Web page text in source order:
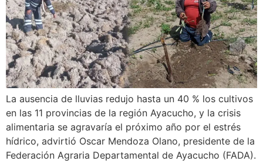
La ausencia de lluvias redujo hasta un 40 % los cultivos
en las 11 provincias de la región Ayacucho, y la crisis
alimentaria se agravaría el próximo año por el estrés
hídrico, advirtió Oscar Mendoza Olano, presidente de la
Federación Agraria Departamental de Ayacucho (FADA).